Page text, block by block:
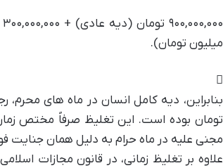
۹۰۰,۰۰۰,۰۰۰ تومان (دیه عادی) + ۳۰۰,۰۰۰,۰۰۰ تومان (یک سوم دیه) =
میلیون تومان).
تومان بوده است. این تغلیظ صرفاً مختص
مجنی علیه در ماه حرام به دلیل همان جنایت
علاوه بر تغلیظ زمانی، در قانون مجازات